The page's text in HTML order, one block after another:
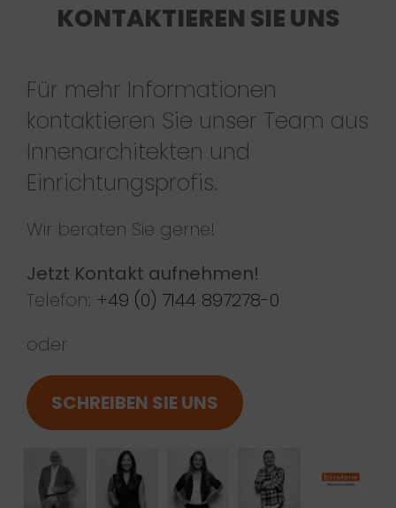
KONTAKTIEREN SIE UNS
Für mehr Informationen
kontaktieren Sie unser Team aus
Innenarchitekten und
Einrichtungsprofis.
Wir beraten Sie gerne!
Jetzt Kontakt aufnehmen!
Telefon: +49 (0) 7144 897278-0
oder
SCHREIBEN SIE UNS